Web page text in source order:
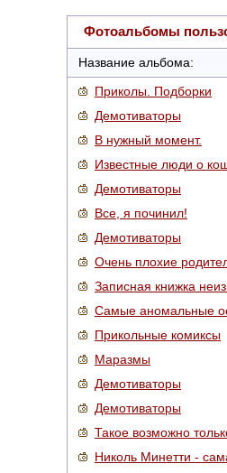
Фотоальбомы
Название альбома:
Приколы. Подборки
Демотиваторы
В нужный момент.
Известные люди о
Демотиваторы
Все, я починил!
Демотиваторы
Очень плохие
Записная книжка
Самые аномальные
Прикольные комиксы
Маразмы
Демотиваторы
Демотиваторы
Такое возможно
Николь Минетти -